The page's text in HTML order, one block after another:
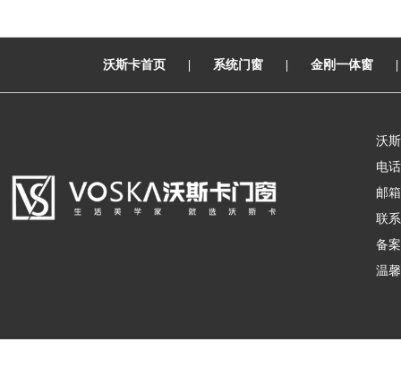
沃斯卡首页 系统门窗 金刚一体窗
沃
电
邮
联
备
温